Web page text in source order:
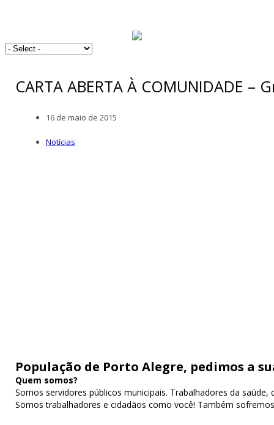
CARTA ABERTA À COMUNIDADE –
16 de maio de 2015
Notícias
População de Porto Alegre, pedimos a
Quem somos?
Somos servidores públicos municipais. Trabalhadores da
Somos trabalhadores e cidadãos como você! Também